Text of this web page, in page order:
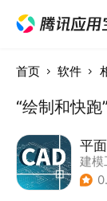
首页 软件
“绘制和快
平
建模